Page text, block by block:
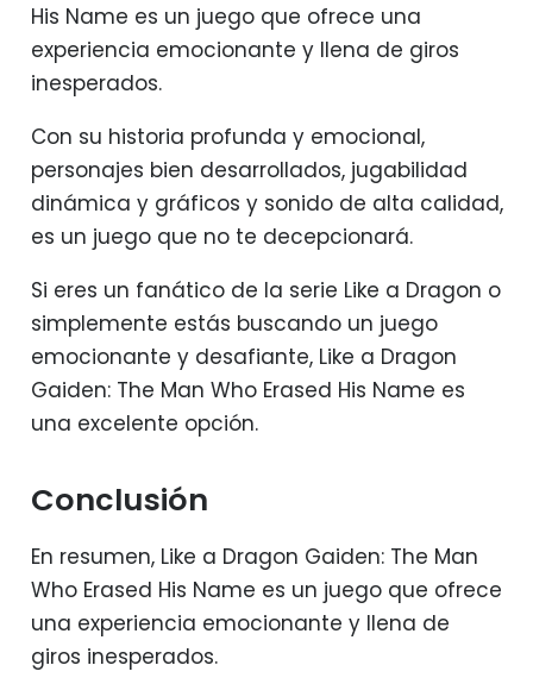
His Name es un juego que ofrece una
experiencia emocionante y llena de giros
inesperados.
Con su historia profunda y emocional,
personajes bien desarrollados, jugabilidad
dinámica y gráficos y sonido de alta calidad,
es un juego que no te decepcionará.
Si eres un fanático de la serie Like a Dragon o
simplemente estás buscando un juego
emocionante y desafiante, Like a Dragon
Gaiden: The Man Who Erased His Name es
una excelente opción.
Conclusión
En resumen, Like a Dragon Gaiden: The Man
Who Erased His Name es un juego que ofrece
una experiencia emocionante y llena de
giros inesperados.